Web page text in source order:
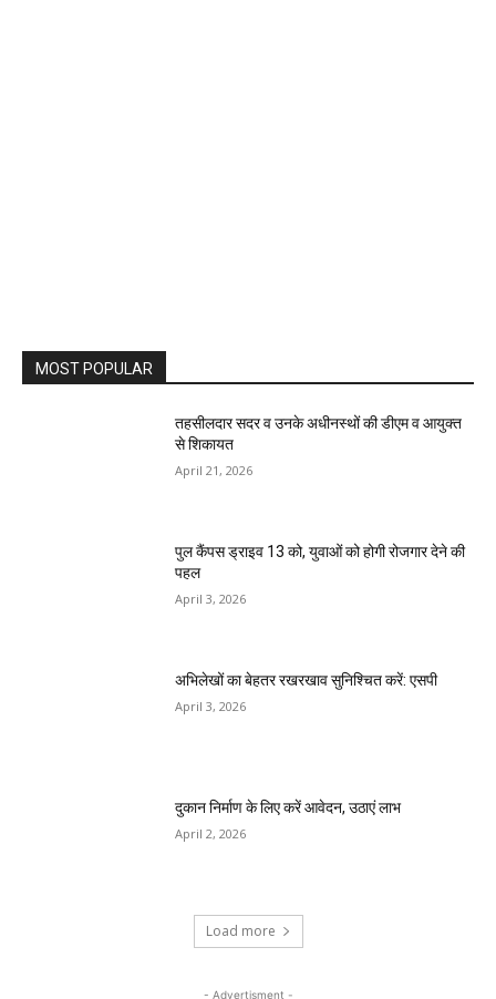
MOST POPULAR
तहसीलदार सदर व उनके अधीनस्थों की डीएम व आयुक्त
से शिकायत
April 21, 2026
पुल कैंपस ड्राइव 13 को, युवाओं को होगी रोजगार देने की
पहल
April 3, 2026
अभिलेखों का बेहतर रखरखाव सुनिश्चित करें: एसपी
April 3, 2026
दुकान निर्माण के लिए करें आवेदन, उठाएं लाभ
April 2, 2026
Load more
- Advertisment -